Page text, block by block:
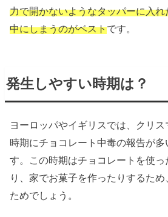
力で開かないようなタッパーに入
中にしまうのがベストです。
発生しやすい時期は？
ヨーロッパやイギリスでは、クリ
時期にチョコレート中毒の報告が多
す。この時期はチョコレートを使っ
り、家でお菓子を作ったりするた
ためでしょう。